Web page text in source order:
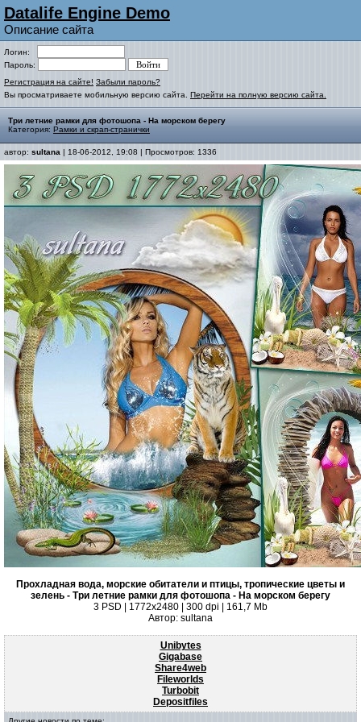
Datalife Engine Demo
Описание сайта
Логин:
Пароль:
Регистрация на сайте! Забыли пароль?
Вы просматриваете мобильную версию сайта. Перейти на полную версию сайта.
Три летние рамки для фотошопа - На морском берегу
Категория: Рамки и скрап-странички
автор: sultana | 18-06-2012, 19:08 | Просмотров: 1336
Прохладная вода, морские обитатели и птицы, тропические цветы и
зелень - Три летние рамки для фотошопа - На морском берегу
3 PSD | 1772x2480 | 300 dpi | 161,7 Mb
Автор: sultana
Unibytes
Gigabase
Share4web
Fileworlds
Turbobit
Depositfiles